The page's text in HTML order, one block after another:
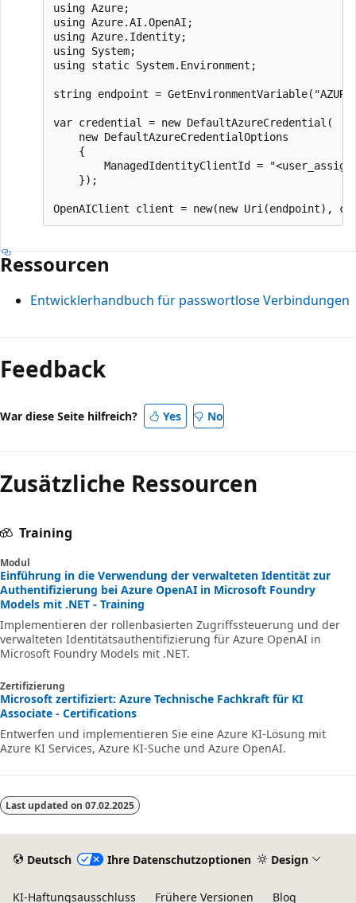
using Azure;
using Azure.AI.OpenAI;
using Azure.Identity;
using System;
using static System.Environment;
string endpoint =
var credential = new DefaultAzureCredential(
    new DefaultAzureCredentialOptions
    {
ManagedIdentityClientId =
    });
Ressourcen
Entwicklerhandbuch für passwortlose Verbindungen
Feedback
War diese Seite hilfreich? Yes No
Zusätzliche Ressourcen
Training
Modul
Einführung in die Verwendung der verwalteten Identität zur
Authentifizierung bei Azure OpenAI in Microsoft Foundry
Models mit .NET - Training
Implementieren der rollenbasierten Zugriffssteuerung und der
verwalteten Identitätsauthentifizierung für Azure OpenAI in
Microsoft Foundry Models mit .NET.
Zertifizierung
Microsoft zertifiziert: Azure Technische Fachkraft für KI
Associate - Certifications
Entwerfen und implementieren Sie eine Azure KI-Lösung mit
Azure KI Services, Azure KI-Suche und Azure OpenAI.
Last updated on 07.02.2025
Deutsch Ihre Datenschutzoptionen Design
KI-Haftungsausschluss Frühere Versionen Blog